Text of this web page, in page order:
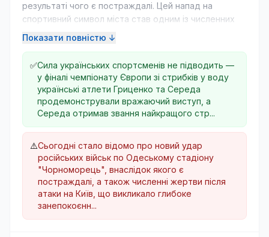
результаті чого є постраждалі. Цей напад на
спортивний символ міста став одним із численних
атак, які відбулися за ніч, коли російські війська
На фоні цих нападів, президент Зеленський
анонсував кадрові зміни у ЗСУ, що свідчить про
необхідність адаптації до нових викликів. Ситуація в
Україні залишається напруженою: повітряні сили
відзначили відбиття значної кількості дронів, але
неможливо уникнути жертв серед цивільного
населення.
Утім, не всі новини сьогодні похмурі. У спорті наші
герої продовжують радувати успіхами, зокрема,
Еліна Світоліна продемонструвала рішучу перемогу
Показати повністю ↓
✅Сила українських спортсменів не підводить —
у фіналі чемпіонату Європи зі стрибків у воду
українські атлети Гриценко та Середа
продемонстрували вражаючий виступ, а
Середа отримав звання найкращого стр...
⚠️Сьогодні стало відомо про новий удар
російських військ по Одеському стадіону
"Чорноморець", внаслідок якого є
постраждалі, а також численні жертви після
атаки на Київ, що викликало глибоке
занепокоєнн...